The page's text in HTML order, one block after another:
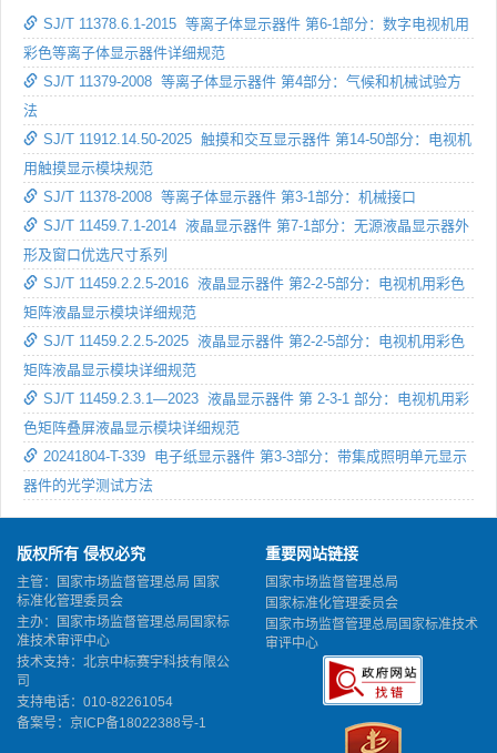
SJ/T 11378.6.1-2015 等离子体显示器件 第6-1部分：数字电视机用
彩色等离子体显示器件详细规范
SJ/T 11379-2008 等离子体显示器件 第4部分：气候和机械试验方
法
SJ/T 11912.14.50-2025 触摸和交互显示器件 第14-50部分：电视机
用触摸显示模块规范
SJ/T 11378-2008 等离子体显示器件 第3-1部分：机械接口
SJ/T 11459.7.1-2014 液晶显示器件 第7-1部分：无源液晶显示器外
形及窗口优选尺寸系列
SJ/T 11459.2.2.5-2016 液晶显示器件 第2-2-5部分：电视机用彩色
矩阵液晶显示模块详细规范
SJ/T 11459.2.2.5-2025 液晶显示器件 第2-2-5部分：电视机用彩色
矩阵液晶显示模块详细规范
SJ/T 11459.2.3.1—2023 液晶显示器件 第 2-3-1 部分：电视机用彩
色矩阵叠屏液晶显示模块详细规范
20241804-T-339 电子纸显示器件 第3-3部分：带集成照明单元显示
器件的光学测试方法
版权所有 侵权必究
主管：国家市场监督管理总局 国家
标准化管理委员会
主办：国家市场监督管理总局国家标
准技术审评中心
技术支持：北京中标赛宇科技有限公
司
支持电话：010-82261054
备案号： 京ICP备18022388号-1
重要网站链接
国家市场监督管理总局
国家标准化管理委员会
国家市场监督管理总局国家标准技术
审评中心